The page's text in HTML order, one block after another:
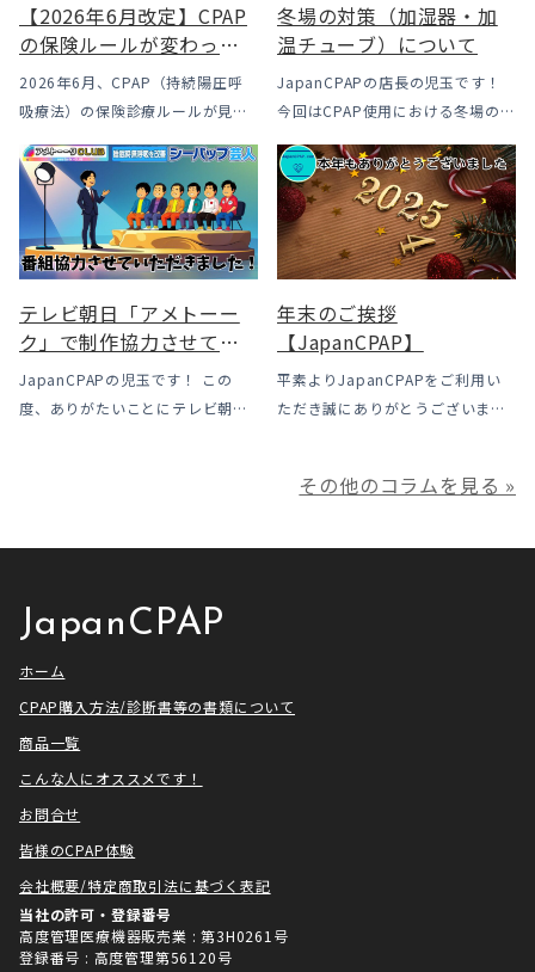
【2026年6月改定】CPAP
の保険ルールが変わった
｜CPAPが使えなくなるか
も？変更のメリット・デ
う選択肢
2026年6月、CPAP（持続陽圧呼
吸療法）の保険診療ルールが見直
ルは下がった一方で、「続ける」
ための条件はこれまでより厳しく
なっています。この記事では、何
がどう変わったのかを患者様の立
場で […]
冬場の対策（加湿器・加
温チューブ）について
JapanCPAPの店長の児玉です！
今回はCPAP使用における冬場のよ
露」についてのお話をさせて頂き
ます。 我々の拠点の北陸はCPAP
使用時に「乾燥・寒さ・結露」が
起こりやすい地域です、その […]
テレビ朝日「アメトーー
ク」で制作協力させてい
ただきました
JapanCPAPの児玉です！ この
度、ありがたいことにテレビ朝日
ク様は長い歴史があり、私も大
年末のご挨拶
【JapanCPAP】
平素よりJapanCPAPをご利用い
ただき誠にありがとうございま
利用いただき本当にありがとうご
満足いただけるサービスを提供さ
その他のコラムを見る »
JapanCPAP
ホーム
CPAP購入方法/診断書等の書類について
商品一覧
こんな人にオススメです！
お問合せ
皆様のCPAP体験
会社概要/特定商取引法に基づく表記
当社の許可・登録番号
高度管理医療機器販売業 : 第3H0261号
登録番号 : 高度管理第56120号